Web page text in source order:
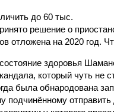
до 60 тыс.
решение о
отложена на 2020 год.
здоровья
который чуть не
была обнародована
подчинённому отправить